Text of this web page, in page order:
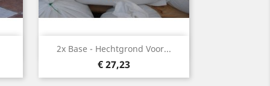
2x Base - Hechtgrond Voor...
Prijs
€ 27,23
Snelle weergave